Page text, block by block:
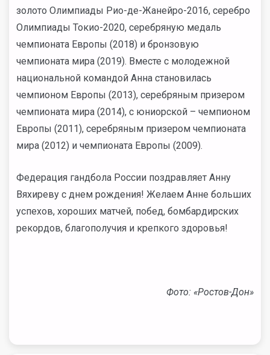
золото Олимпиады Рио-де-Жанейро-2016, серебро
Олимпиады Токио-2020, серебряную медаль
чемпионата Европы (2018) и бронзовую
чемпионата мира (2019). Вместе с молодежной
национальной командой Анна становилась
чемпионом Европы (2013), серебряным призером
чемпионата мира (2014), с юниорской – чемпионом
Европы (2011), серебряным призером чемпионата
мира (2012) и чемпионата Европы (2009).
Федерация гандбола России поздравляет Анну
Вяхиреву с днем рождения! Желаем Анне больших
успехов, хороших матчей, побед, бомбардирских
рекордов, благополучия и крепкого здоровья!
Фото: «Ростов-Дон»